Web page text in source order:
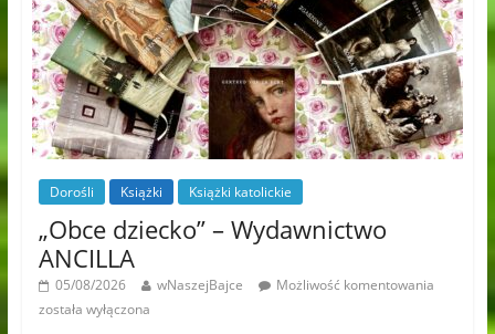
Dorośli Książki Książki katolickie
„Obce dziecko” – Wydawnictwo
ANCILLA
05/08/2026 wNaszejBajce
Możliwość komentowania
została wyłączona